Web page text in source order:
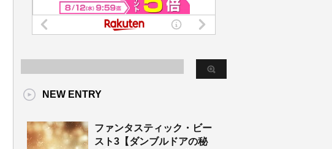
NEW ENTRY
ファンタスティック・ビー
スト3【ダンブルドアの秘